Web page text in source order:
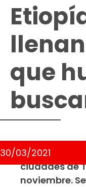
que
30/03/2021
En las
ciudades de
noviembre.